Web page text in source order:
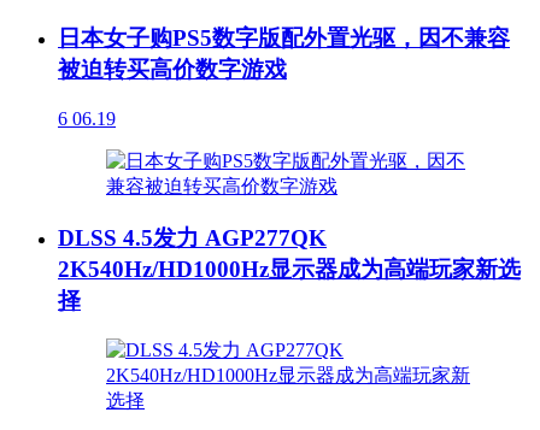
日本女子购PS5数字版配外置光驱，因不兼容
被迫转买高价数字游戏
6 06.19
DLSS 4.5发力 AGP277QK
2K540Hz/HD1000Hz显示器成为高端玩家新选
择